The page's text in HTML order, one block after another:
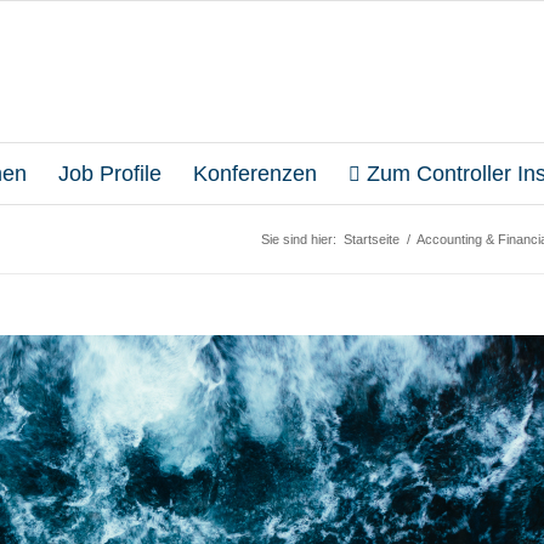
Job Profile Konferenzen Zum Controller
Sie sind hier: Startseite / Accounting &